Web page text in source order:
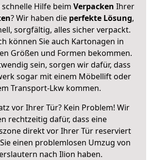
schnelle Hilfe beim Verpacken Ihrer
? Wir haben die perfekte Lösung,
sorgfältig, alles sicher verpackt.
können Sie auch Kartonagen in
Größen und Formen bekommen.
sein, sorgen wir dafür, dass
sogar mit einem Möbellift oder
Transport-Lkw kommen.
vor Ihrer Tür? Kein Problem! Wir
rechtzeitig dafür, dass eine
direkt vor Ihrer Tür reserviert
einen problemlosen Umzug von
nach Ilion haben.